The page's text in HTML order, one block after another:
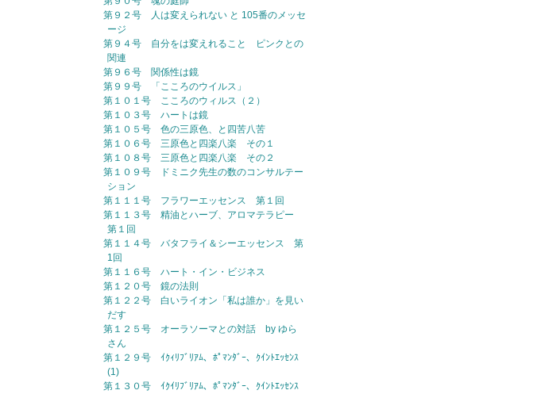
第９２号 人は変えられない と 105番のメッセ
ージ
第９４号 自分をは変えれること ピンクとの
関連
第９６号 関係性は鏡
第９９号 「こころのウイルス」
第１０１号 こころのウィルス（２）
第１０３号 ハートは鏡
第１０５号 色の三原色、と四苦八苦
第１０６号 三原色と四楽八楽 その１
第１０８号 三原色と四楽八楽 その２
第１０９号 ドミニク先生の数のコンサルテー
ション
第１１１号 フラワーエッセンス 第１回
第１１３号 精油とハーブ、アロマテラピー
第１回
第１１４号 バタフライ＆シーエッセンス 第
1回
第１１６号 ハート・イン・ビジネス
第１２０号 鏡の法則
第１２２号 白いライオン「私は誰か」を見い
だす
第１２５号 オーラソーマとの対話 by ゆら
さん
第１２９号 ｲｸｨﾘﾌﾞﾘｱﾑ、ﾎﾟﾏﾝﾀﾞｰ、ｸｲﾝﾄｴｯｾﾝｽ
(1)
第１３０号 ｲｸｲﾘﾌﾞﾘｱﾑ、ﾎﾟﾏﾝﾀﾞｰ、ｸｲﾝﾄｴｯｾﾝｽ